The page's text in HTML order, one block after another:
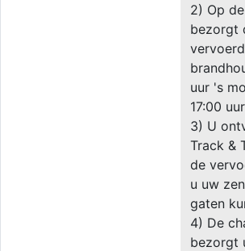
2) Op
bezorgt
uur 's
17:00
3) U
Track &
de
u uw
gaten
4) De
bezorgt